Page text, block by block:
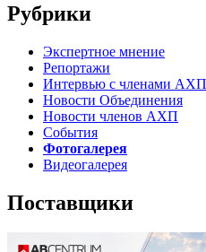
Рубрики
Экспертное мнение
Репортажи
Интервью с членами АХП
Новости Объединения
Новости членов АХП
События
Фотогалерея
Видеогалерея
Поставщики